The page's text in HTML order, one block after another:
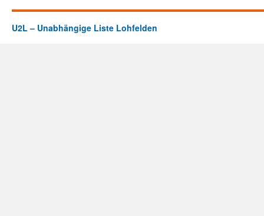
U2L – Unabhängige Liste Lohfelden